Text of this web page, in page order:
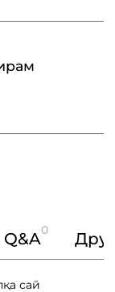
Q&A0
сай